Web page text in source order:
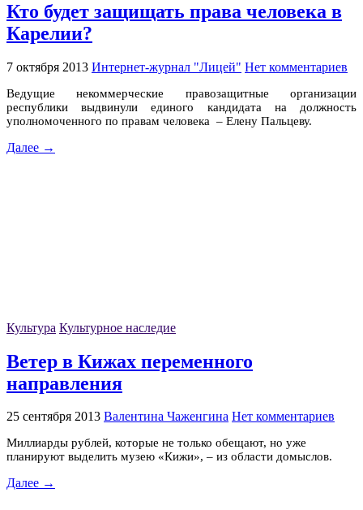
Кто будет защищать права человека в
Карелии?
7 октября 2013 Интернет-журнал "Лицей" Нет комментариев
Ведущие некоммерческие правозащитные организации
республики выдвинули единого кандидата на должность
уполномоченного по правам человека – Елену Пальцеву.
Далее →
Культура Культурное наследие
Ветер в Кижах переменного
направления
25 сентября 2013 Валентина Чаженгина Нет комментариев
Миллиарды рублей, которые не только обещают, но уже
планируют выделить музею «Кижи», – из области домыслов.
Далее →